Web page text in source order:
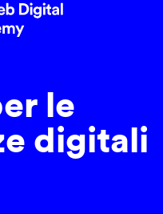
le
digitali